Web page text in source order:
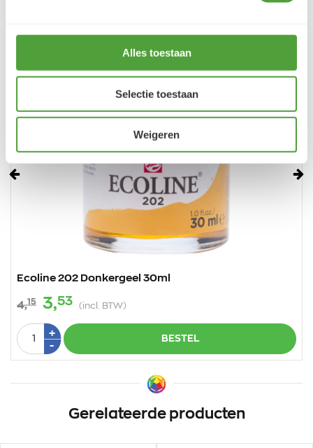
Alles toestaan
Selectie toestaan
Weigeren
Vorige
Ecoline 202 Donkergeel 30ml
4,15 3,53 (incl. BTW)
Aantal
+Plus
-Min
1
BESTEL
Gerelateerde producten